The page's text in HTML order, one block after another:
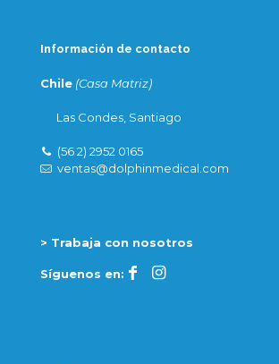
Información de contacto
Chile (Casa Matriz)
Las Condes, Santiago
(56 2) 2952 0165
ventas@dolphinmedical.com
> Trabaja con nosotros
Síguenos en: